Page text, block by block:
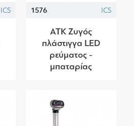
ICS 1576 ICS
ATK Ζυγός
πλάστιγγα LED
ρεύματος -
μπαταρίας